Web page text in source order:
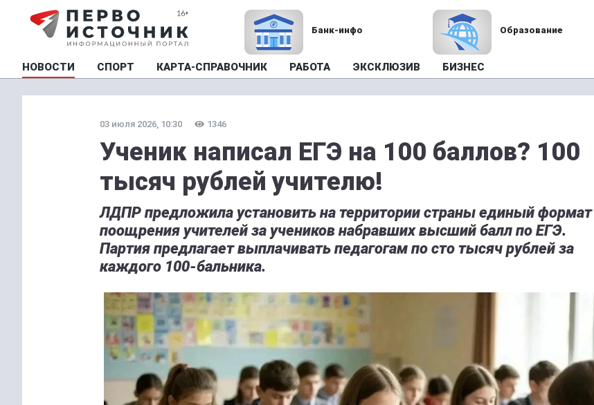
Банк-инфо Образование
НОВОСТИ СПОРТ КАРТА-СПРАВОЧНИК РАБОТА ЭКСКЛЮЗИВ БИЗНЕС
03 июля 2026, 10:30 1346
Ученик написал ЕГЭ на 100 баллов? 100
тысяч рублей учителю!
ЛДПР предложила установить на территории страны единый формат
поощрения учителей за учеников набравших высший балл по ЕГЭ.
Партия предлагает выплачивать педагогам по сто тысяч рублей за
каждого 100-бальника.